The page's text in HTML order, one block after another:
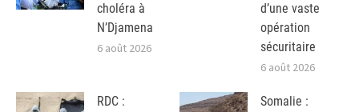
choléra à
N’Djamena
6 août 2026
d’une vaste
opération
sécuritaire
6 août 2026
RDC :
Somalie :